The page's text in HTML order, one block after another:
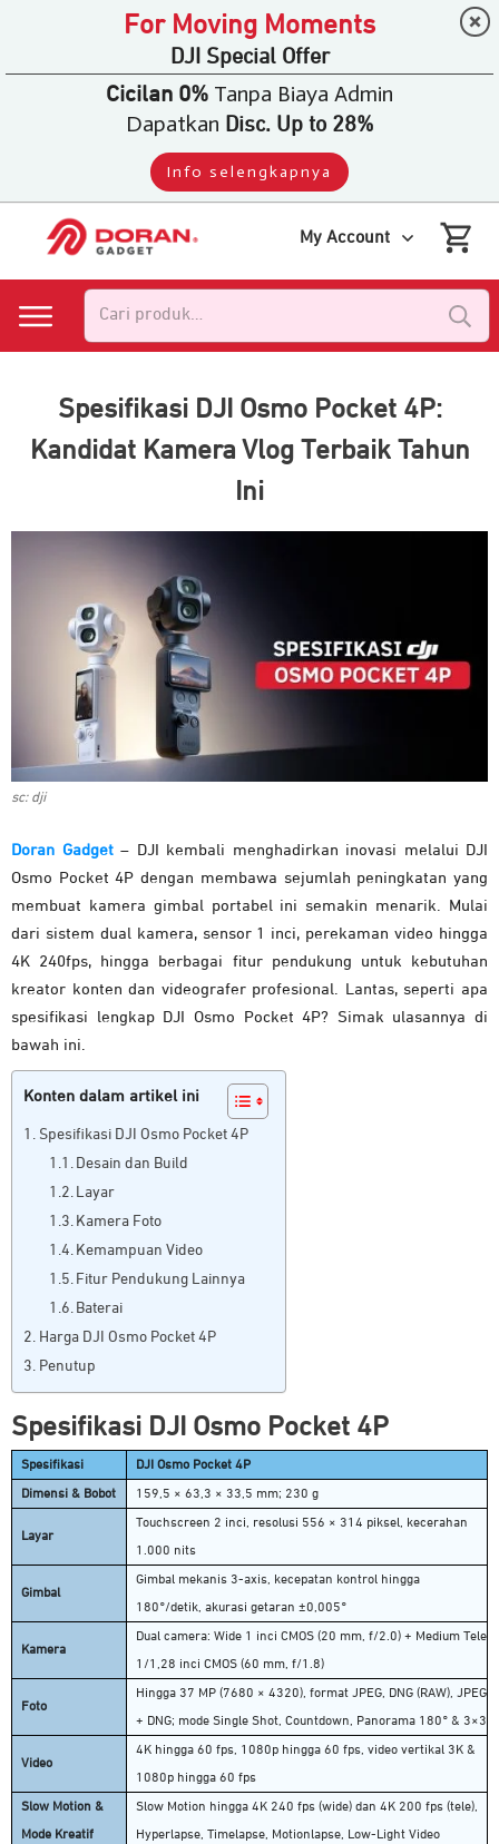
My Account
Spesifikasi DJI Osmo Pocket 4P:
Kandidat Kamera Vlog Terbaik Tahun
Ini
sc: dji
Doran Gadget – DJI kembali menghadirkan inovasi melalui DJI
Osmo Pocket 4P dengan membawa sejumlah peningkatan yang
membuat kamera gimbal portabel ini semakin menarik. Mulai
dari sistem dual kamera, sensor 1 inci, perekaman video hingga
4K 240fps, hingga berbagai fitur pendukung untuk kebutuhan
kreator konten dan videografer profesional. Lantas, seperti apa
spesifikasi lengkap DJI Osmo Pocket 4P? Simak ulasannya di
bawah ini.
Konten dalam artikel ini
Spesifikasi DJI Osmo Pocket 4P
Desain dan Build
Layar
Kamera Foto
Kemampuan Video
Fitur Pendukung Lainnya
Baterai
Harga DJI Osmo Pocket 4P
Penutup
Spesifikasi DJI Osmo Pocket 4P
Spesifikasi DJI Osmo Pocket 4P
Dimensi & Bobot 159,5 × 63,3 × 33,5 mm; 230 g
Layar
Touchscreen 2 inci, resolusi 556 × 314 piksel, kecerahan
1.000 nits
Gimbal
Gimbal mekanis 3-axis, kecepatan kontrol hingga
180°/detik, akurasi getaran ±0,005°
Kamera
Dual camera: Wide 1 inci CMOS (20 mm, f/2.0) + Medium Tele
1/1,28 inci CMOS (60 mm, f/1.8)
Foto
Hingga 37 MP (7680 × 4320), format JPEG, DNG (RAW), JPEG
+ DNG; mode Single Shot, Countdown, Panorama 180° & 3×3
Video
4K hingga 60 fps, 1080p hingga 60 fps, video vertikal 3K &
1080p hingga 60 fps
Slow Motion &
Mode Kreatif
Slow Motion hingga 4K 240 fps (wide) dan 4K 200 fps (tele),
Hyperlapse, Timelapse, Motionlapse, Low-Light Video
For Moving Moments
DJI Special Offer
Cicilan 0% Tanpa Biaya Admin
Dapatkan Disc. Up to 28%
Info selengkapnya